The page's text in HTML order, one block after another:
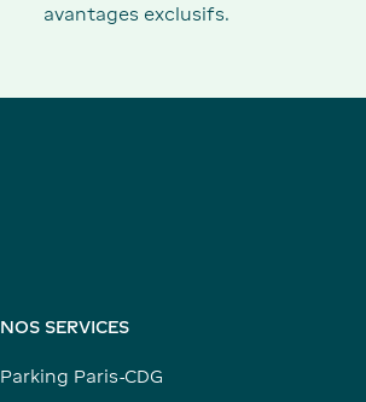
avantages exclusifs.
NOS SERVICES
Parking Paris-CDG